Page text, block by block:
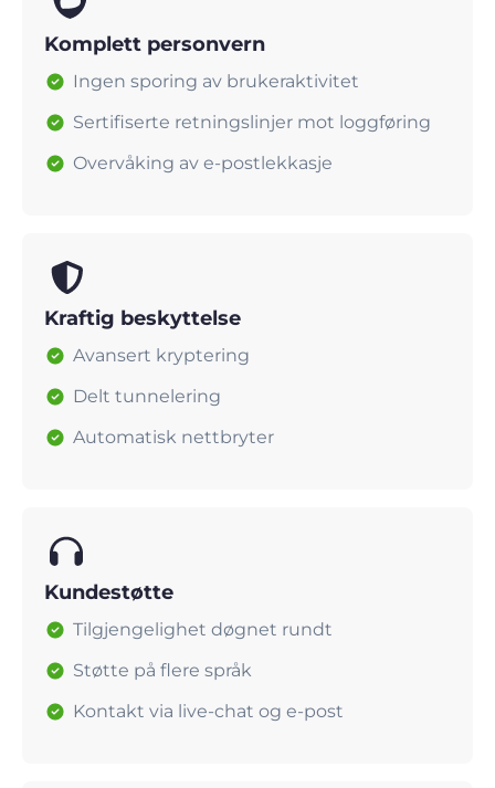
Komplett personvern
Ingen sporing av brukeraktivitet
Sertifiserte retningslinjer mot loggføring
Overvåking av e-postlekkasje
Kraftig beskyttelse
Avansert kryptering
Delt tunnelering
Automatisk nettbryter
Kundestøtte
Tilgjengelighet døgnet rundt
Støtte på flere språk
Kontakt via live-chat og e-post